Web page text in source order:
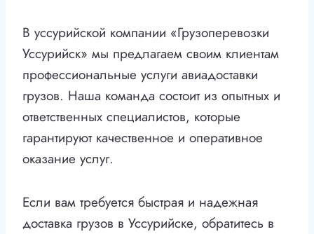
В уссурийской компании «Грузоперевозки
Уссурийск» мы предлагаем своим клиентам
профессиональные услуги авиадоставки
грузов. Наша команда состоит из опытных и
ответственных специалистов, которые
гарантируют качественное и оперативное
оказание услуг.
Если вам требуется быстрая и надежная
доставка грузов в Уссурийске, обратитесь в